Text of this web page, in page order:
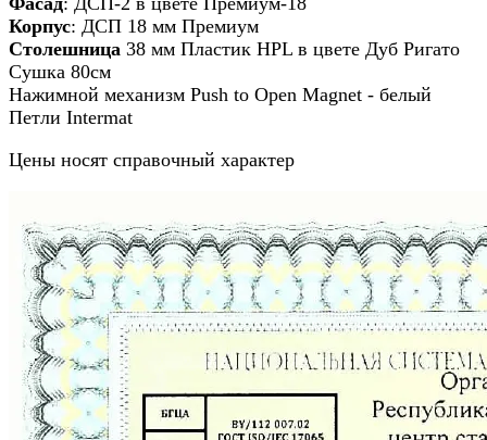
Корпус: ДСП 18 мм Премиум
Столешница 38 мм Пластик HPL в цвете Дуб Ригато
Сушка 80см
Нажимной механизм Push to Open Magnet - белый
Петли Intermat
Цены носят справочный характер